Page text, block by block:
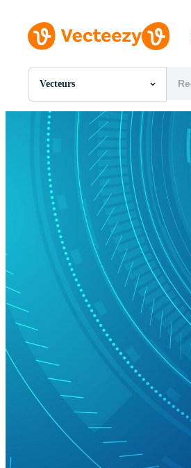
Vecteurs
Toutes Images
Photos
Modèles
Vecteurs
Vidéos
Motion graphics
Images Éditoriales
Événements Éditoriaux